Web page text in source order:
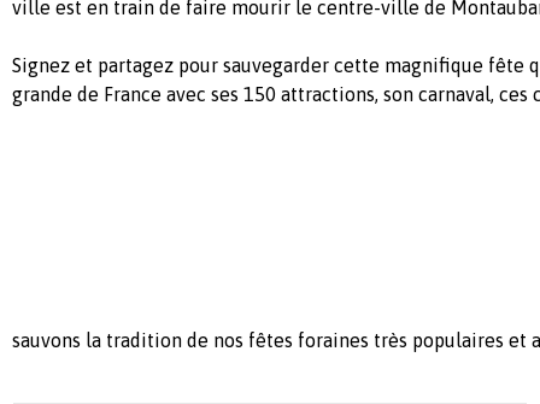
ville est en train de faire mourir le centre-ville de
Signez et partagez pour sauvegarder cette magnifique fête
grande de France avec ses 150 attractions, son carnaval, ces
sauvons la tradition de nos fêtes foraines très populaires et